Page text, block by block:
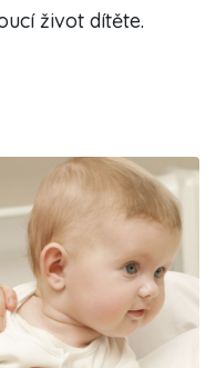
život dítěte.